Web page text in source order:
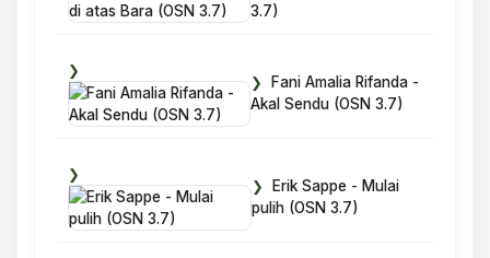
3.7)
Fani Amalia Rifanda -
Akal Sendu (OSN 3.7)
Erik Sappe - Mulai
pulih (OSN 3.7)